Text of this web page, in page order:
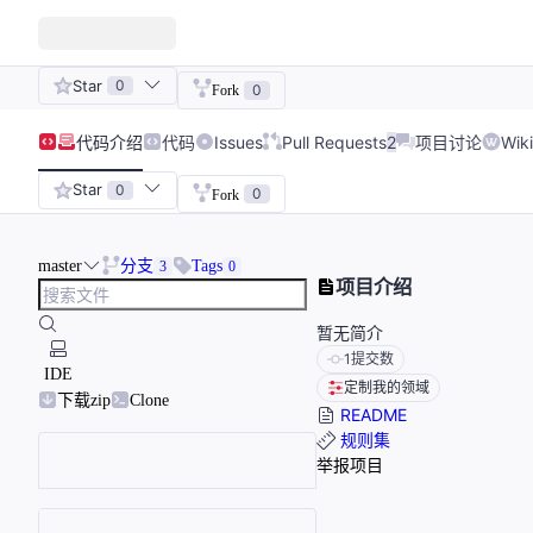
Star 0 Fork 0
代码介绍 代码 Issues Pull Requests2 项目讨论 Wiki
Star 0 Fork 0
master 分支 3 Tags 0
IDE
下载zip
Clone
项目介绍
暂无简介
1提交数
定制我的领域
README
规则集
举报项目